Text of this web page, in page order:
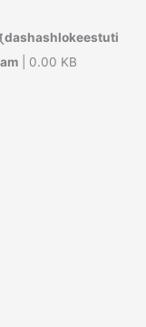
dashashlokeestuti
| 0.00 KB